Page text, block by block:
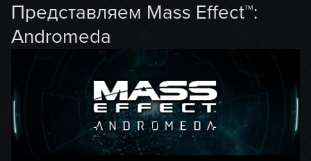
Представляем Mass Effect™:
Andromeda